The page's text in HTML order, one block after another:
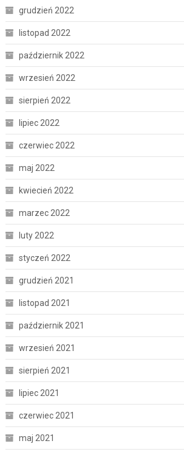
grudzień 2022
listopad 2022
październik 2022
wrzesień 2022
sierpień 2022
lipiec 2022
czerwiec 2022
maj 2022
kwiecień 2022
marzec 2022
luty 2022
styczeń 2022
grudzień 2021
listopad 2021
październik 2021
wrzesień 2021
sierpień 2021
lipiec 2021
czerwiec 2021
maj 2021